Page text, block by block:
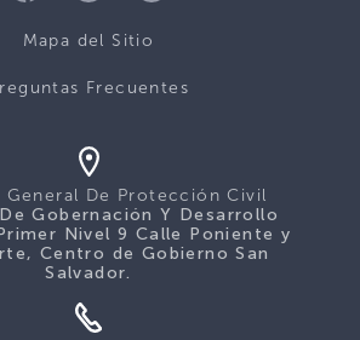
Mapa del Sitio
Frecuentes
General De Protección Civil
Gobernación Y Desarrollo
Nivel 9 Calle Poniente y
Centro de Gobierno San
Salvador.